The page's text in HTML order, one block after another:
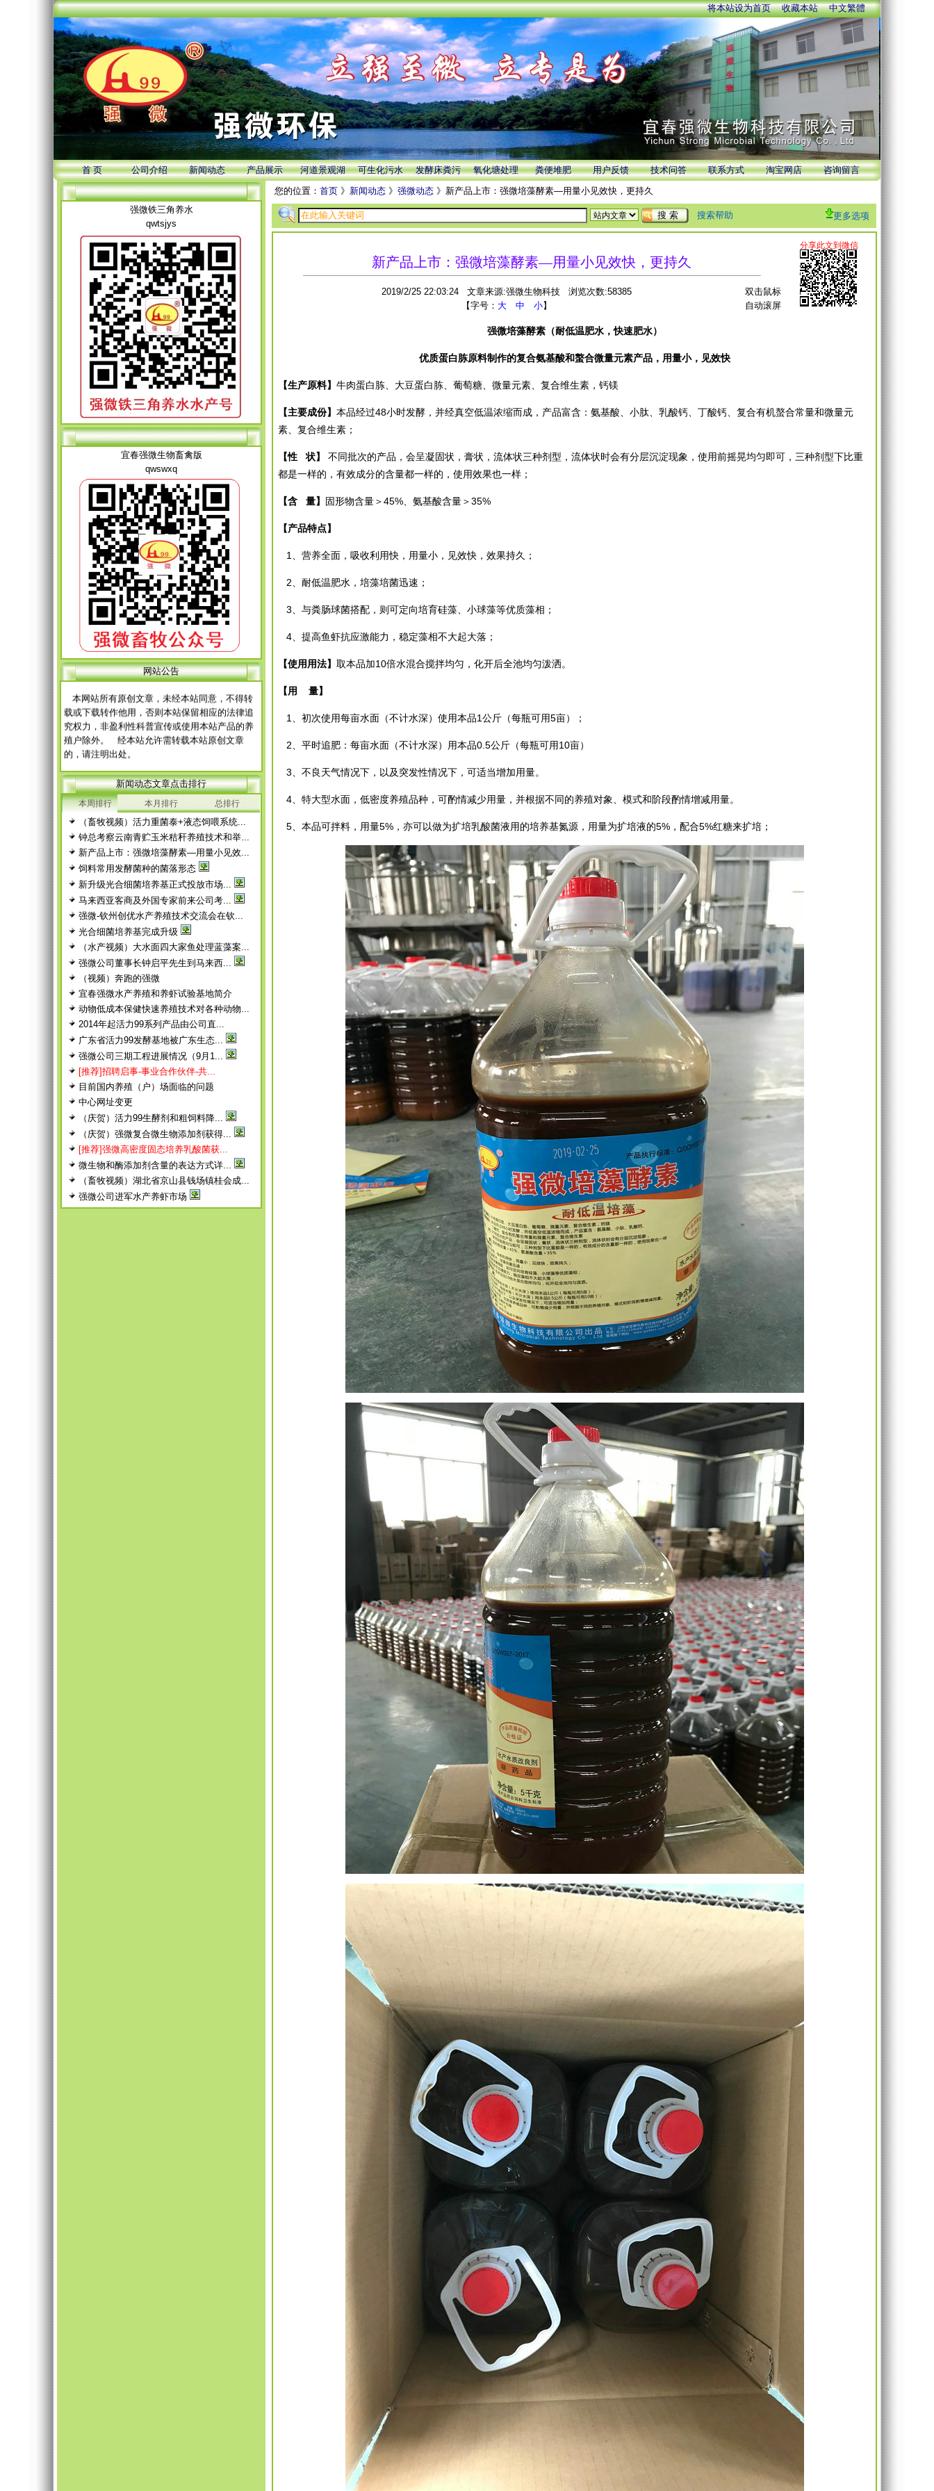
将本站设为首页 收藏本站 中文繁體
首 页 公司介绍 新闻动态 产品展示 河道景观湖 可生化污水 发酵床粪污 氧化塘处理 粪便堆肥 用户反馈 技术问答 联系方式 淘宝网店 咨询留言
强微铁三角养水
qwtsjys
宜春强微生物畜禽版
qwswxq
网站公告
网 站 申 明
本网站所有原创文章，未经本站同意，不得转
载或下载转作他用，否则本站保留相应的法律追
究权力，非盈利性科普宣传或使用本站产品的养
殖户除外。 经本站允许需转载本站原创文章
的，请注明出处。
每篇文章下面的网友评论只显示5条，要想看全
徨耧豚蝽-桎梓羼觇?觐眈箅圉梃
徨耧豚蝽-桎梓羼觇?觐眈箅圉梃
新闻动态文章点击排行
本周排行 本月排行 总排行
（畜牧视频）活力重菌泰+液态饲喂系统...
钟总考察云南青贮玉米秸秆养殖技术和举...
新产品上市：强微培藻酵素—用量小见效...
饲料常用发酵菌种的菌落形态
新升级光合细菌培养基正式投放市场...
马来西亚客商及外国专家前来公司考...
强微-钦州创优水产养殖技术交流会在钦...
光合细菌培养基完成升级
（水产视频）大水面四大家鱼处理蓝藻案...
强微公司董事长钟启平先生到马来西...
（视频）奔跑的强微
宜春强微水产养殖和养虾试验基地简介
动物低成本保健快速养殖技术对各种动物...
2014年起活力99系列产品由公司直...
广东省活力99发酵基地被广东生态...
强微公司三期工程进展情况（9月1...
[推荐]招聘启事-事业合作伙伴-共...
目前国内养殖（户）场面临的问题
中心网址变更
（庆贺）活力99生酵剂和粗饲料降...
（庆贺）强微复合微生物添加剂获得...
[推荐]强微高密度固态培养乳酸菌获...
微生物和酶添加剂含量的表达方式详...
（畜牧视频）湖北省京山县钱场镇桂会成...
强微公司进军水产养虾市场
您的位置： 首页 》 新闻动态 》 强微动态 》新产品上市：强微培藻酵素—用量小见效快，更持久
搜索帮助 更多选项
新产品上市：强微培藻酵素—用量小见效快，更持久
2019/2/25 22:03:24 文章来源:强微生物科技 浏览次数:58385
【字号： 大 中 小】
双击鼠标
自动滚屏
强微培藻酵素（耐低温肥水，快速肥水）
优质蛋白胨原料制作的复合氨基酸和螯合微量元素产品，用量小，见效快
【生产原料】 牛肉蛋白胨、大豆蛋白胨、葡萄糖、微量元素、复合维生素，钙镁
【主要成份】 本品经过48小时发酵，并经真空低温浓缩而成，产品富含：氨基酸、小肽、乳酸钙、丁酸钙、复合有机螯合常量和微量元
素、复合维生素；
【性状】
不同批次的产品，会呈凝固状，膏状，流体状三种剂型，流体状时会有分层沉淀现象，使用前摇晃均匀即可，三种剂型下比重
都是一样的，有效成分的含量都一样的，使用效果也一样；
【含 量】 固形物含量＞45%、氨基酸含量＞35%
【产品特点】
1、营养全面，吸收利用快，用量小，见效快，效果持久；
2、耐低温肥水，培藻培菌迅速；
3、与粪肠球菌搭配，则可定向培育硅藻、小球藻等优质藻相；
4、提高鱼虾抗应激能力，稳定藻相不大起大落；
【使用用法】 取本品加10倍水混合搅拌均匀，化开后全池均匀泼洒。
【用 量】
1、初次使用每亩水面（不计水深）使用本品1公斤（每瓶可用5亩）；
2、平时追肥：每亩水面（不计水深）用本品0.5公斤（每瓶可用10亩）
3、不良天气情况下，以及突发性情况下，可适当增加用量。
4、特大型水面，低密度养殖品种，可酌情减少用量，并根据不同的养殖对象、模式和阶段酌情增减用量。
5、本品可拌料，用量5%，亦可以做为扩培乳酸菌液用的培养基氮源，用量为扩培液的5%，配合5%红糖来扩培；